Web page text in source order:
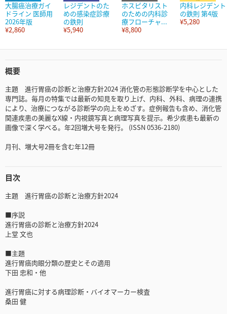
大腸癌治療ガイ
ドライン 医師用
2026年版
¥2,860
レジデントのた
めの感染症診療
の鉄則
¥5,940
ホスピタリスト
のための内科診
療フローチャ...
¥8,800
内科レジデント
の鉄則 第4版
¥5,280
概要
主題 進行胃癌の診断と治療方針2024 消化管の形態診断学を中心とした
専門誌。毎月の特集では最新の知見を取り上げ、内科、外科、病理の連携
により、治療につながる診断学の向上をめざす。症例報告も含め、消化管
関連疾患の美麗なX線・内視鏡写真と病理写真を提示。希少疾患も最新の
画像で深く学べる。年2回増大号を発行。 (ISSN 0536-2180)
月刊、増大号2冊を含む年12冊
目次
主題 進行胃癌の診断と治療方針2024
■序説
進行胃癌の診断と治療方針2024
上堂 文也
■主題
進行胃癌肉眼分類の歴史とその適用
下田 忠和・他
進行胃癌に対する病理診断・バイオマーカー検査
桑田 健